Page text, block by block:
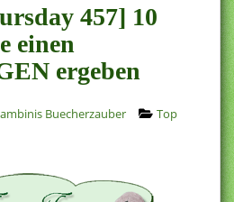
457] 10
einen
ergeben
Buecherzauber
Top